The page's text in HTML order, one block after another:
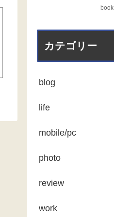
book
カテゴリー
blog
life
mobile/pc
photo
review
work